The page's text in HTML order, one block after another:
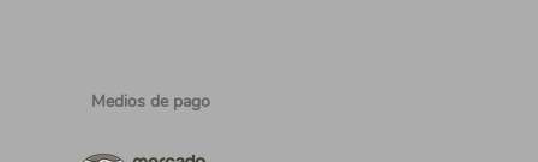
Medios de pago